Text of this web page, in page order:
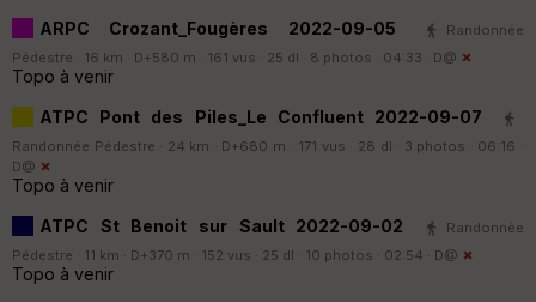
ARPC Crozant_Fougères 2022-09-05
Randonnée
Pédestre · 16 km · D+580 m · 161 vus · 25 dl · 8 photos · 04:33 · D@
Topo à venir
ATPC Pont des Piles_Le Confluent 2022-09-07
Randonnée Pédestre · 24 km · D+680 m · 171 vus · 28 dl · 3 photos · 06:16 ·
D@
Topo à venir
ATPC St Benoit sur Sault 2022-09-02
Randonnée
Pédestre · 11 km · D+370 m · 152 vus · 25 dl · 10 photos · 02:54 · D@
Topo à venir